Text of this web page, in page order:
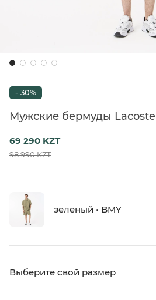
- 30%
Мужские бермуды Lacoste
69 290 KZT
98 990 KZT
зеленый • BMY
Выберите свой размер